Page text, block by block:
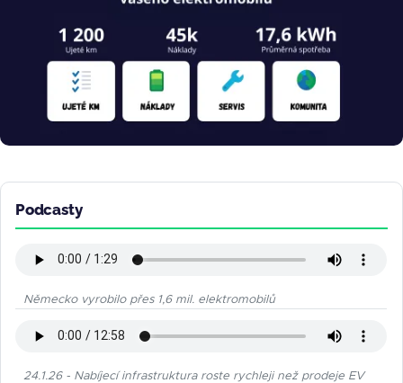
Podcasty
Německo vyrobilo přes 1,6 mil. elektromobilů
24.1.26 - Nabíjecí infrastruktura roste rychleji než prodeje EV